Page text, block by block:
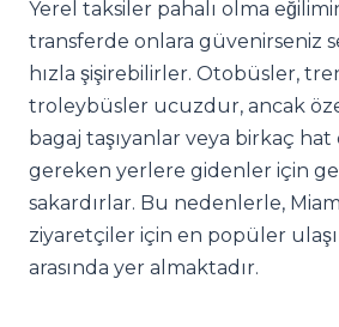
Yerel taksiler pahalı olma
transferde onlara güvenirseniz
hızla şişirebilirler. Otobüsler,
troleybüsler ucuzdur, ancak
bagaj taşıyanlar veya birkaç hat
gereken yerlere gidenler için
sakardırlar. Bu nedenlerle,
ziyaretçiler için en popüler
arasında yer almaktadır.